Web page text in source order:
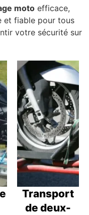
motoefficace,
et fiable pour tous
votre sécurité sur
Transport
de deux-